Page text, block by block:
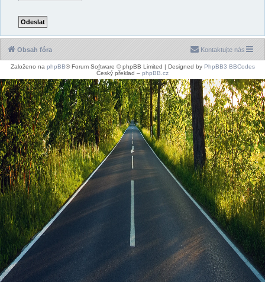
Obsah fóra Kontaktujte nás
Založeno na phpBB® Forum Software © phpBB Limited | Designed by PhpBB3 BBCodes
Český překlad – phpBB.cz